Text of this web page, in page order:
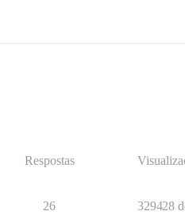
Respostas
26 329428